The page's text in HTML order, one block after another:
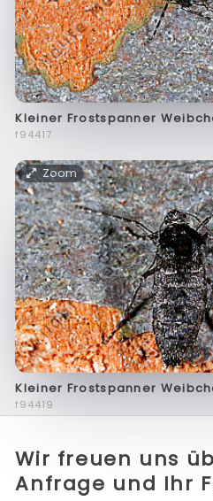
Kleiner Frostspanner
f94417
Zoom
Kleiner Frostspanner
f94419
Wir freuen uns
Anfrage und Ihr